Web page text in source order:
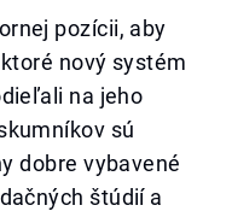
pozícii, aby
nový systém
na jeho
sú
dobre vybavené
štúdií a